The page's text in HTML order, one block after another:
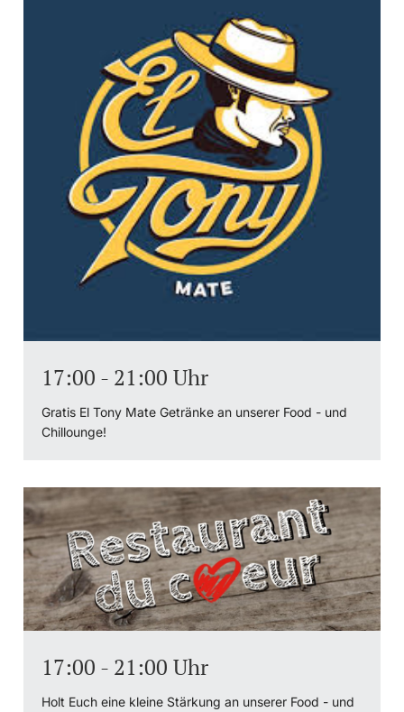
17:00 - 21:00 Uhr
Gratis El Tony Mate Getränke an unserer Food - und
Chillounge!
17:00 - 21:00 Uhr
Holt Euch eine kleine Stärkung an unserer Food - und